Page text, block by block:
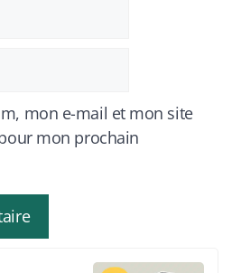
mon e-mail et mon site
mon prochain